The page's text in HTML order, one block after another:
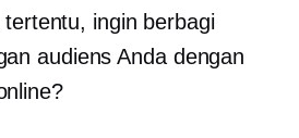
tertentu, ingin berbagi
audiens Anda dengan